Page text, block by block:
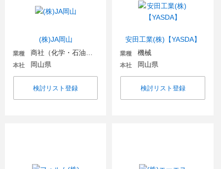
(株)JA岡山
業種
本社 岡山県
検討リスト登録
安田工業(株)【YASDA】
業種 機械
本社 岡山県
検討リスト登録